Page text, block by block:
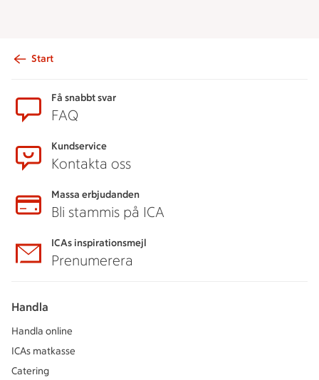
Start
Få snabbt svar
FAQ
Kundservice
Kontakta oss
Massa erbjudanden
Bli stammis på ICA
ICAs inspirationsmejl
Prenumerera
Handla
Handla online
ICAs matkasse
Catering